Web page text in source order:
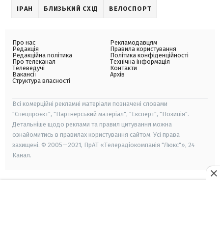
ІРАН БЛИЗЬКИЙ СХІД ВЕЛОСПОРТ
Про нас
Редакція
Редакційна політика
Про телеканал
Телеведучі
Вакансії
Структура власності
Рекламодавцям
Правила користування
Політика конфіденційності
Технічна інформація
Контакти
Архів
Всі комерційні рекламні матеріали позначені словами
"Спецпроєкт", "Партнерський матеріал", "Експерт", "Позиція".
Детальніше щодо реклами та правил цитування можна
ознайомитись в правилах користування сайтом. Усі права
захищені. © 2005—2021, ПрАТ «Телерадіокомпанія "Люкс"», 24
Канал.